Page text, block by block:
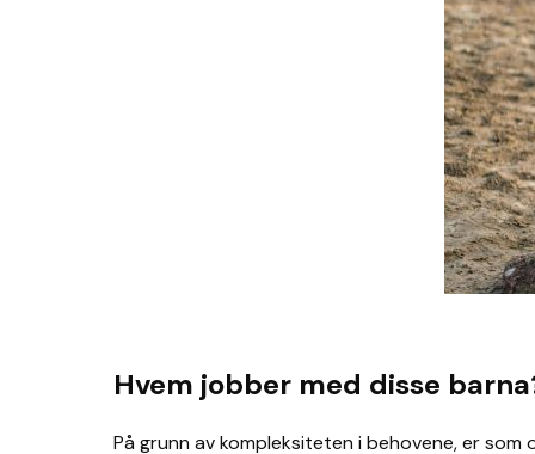
Hvem jobber med disse
På grunn av kompleksiteten i behovene, er